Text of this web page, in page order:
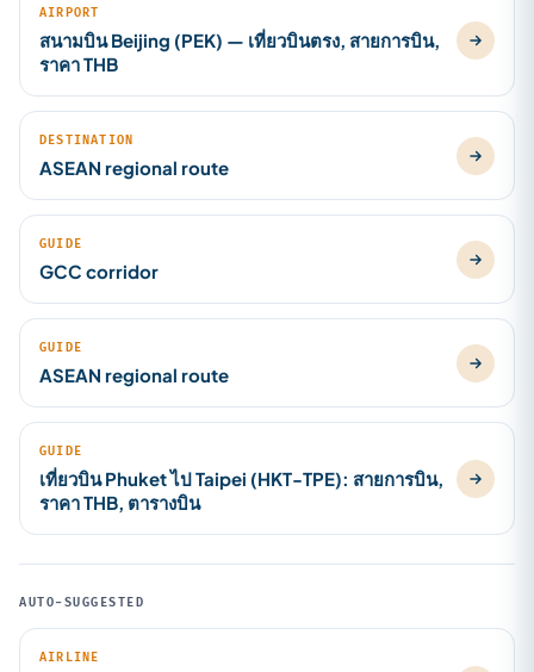
AIRPORT
สนามบิน Beijing (PEK) — เที่ยวบินตรง, สายการบิน,
ราคา THB
DESTINATION
ASEAN regional route
GUIDE
GCC corridor
GUIDE
ASEAN regional route
GUIDE
เที่ยวบิน Phuket ไป Taipei (HKT-TPE): สายการบิน,
ราคา THB, ตารางบิน
AUTO-SUGGESTED
AIRLINE